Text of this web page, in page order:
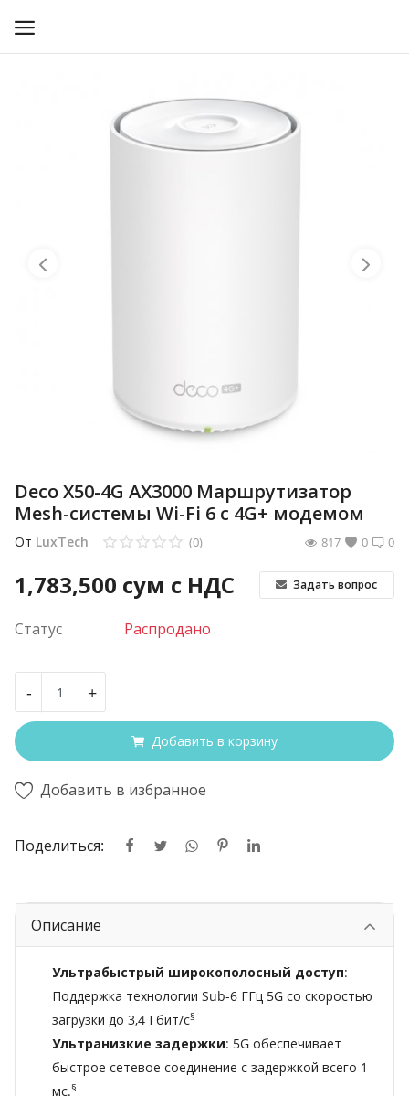
РЕШЕНИЯ ДЛЯ ДОМА
Deco X50-4G AX3000 Маршрутизатор
Mesh-системы Wi-Fi 6 с 4G+ модемом
От LuxTech 0
(0) 0
817
1,783,500 сум с НДС Задать вопрос
Статус Распродано
- +
Добавить в корзину
Добавить в избранное
Поделиться:
Описание
Ультрабыстрый широкополосный доступ:
Поддержка технологии Sub-6 ГГц 5G со скоростью
загрузки до 3,4 Гбит/с§
Ультранизкие задержки: 5G обеспечивает
быстрое сетевое соединение с задержкой всего 1
мс.§